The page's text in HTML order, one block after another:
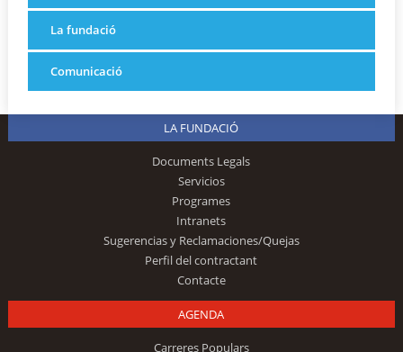
La fundació
Comunicació
LA FUNDACIÓ
Documents Legals
Servicios
Programes
Intranets
Sugerencias y Reclamaciones/Quejas
Perfil del contractant
Contacte
AGENDA
Carreres Populars